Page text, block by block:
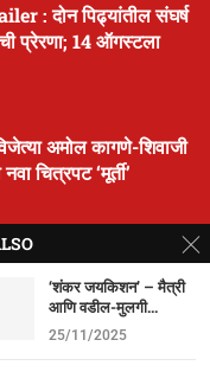
: दोन पिढ्यांतील संघर्ष
प्रेरणा; 14 ऑगस्टला
अमोल कागणे-शिवाजी
चित्रपट ‘मूर्ती’
घोषणा; क्रांती
‘शंकर जयकिशन’ – मैत्री
आणि वडील-मुलगी...
25/11/2025